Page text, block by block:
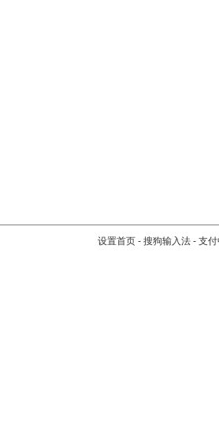
设置首页 - 搜狗输入法 - 支